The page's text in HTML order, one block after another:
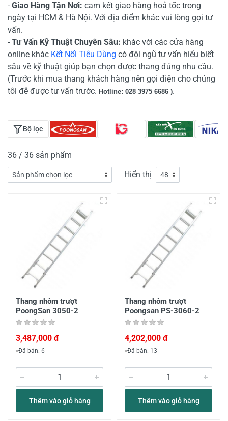
- Giao Hàng Tận Nơi: cam kết giao hàng hoả tốc trong
ngày tại HCM & Hà Nội. Với địa điểm khác vui lòng gọi tư
vấn.
- Tư Vấn Kỹ Thuật Chuyên Sâu: khác với các cửa hàng
online khác Kết Nối Tiêu Dùng có đội ngũ tư vấn hiểu biết
sâu về kỹ thuật giúp bạn chọn được thang đúng nhu cầu.
(Trước khi mua thang khách hàng nên gọi điện cho chúng
tôi đễ được tư vấn trước. Hotline: 028 3975 6686 ).
Bộ lọc
36 / 36 sản phẩm
Hiển thị
Thang nhôm trượt
PoongSan 3050-2
3,487,000 đ
Đã bán: 6
Thêm vào giỏ hàng
Thang nhôm trượt
Poongsan PS-3060-2
4,202,000 đ
Đã bán: 13
Thêm vào giỏ hàng